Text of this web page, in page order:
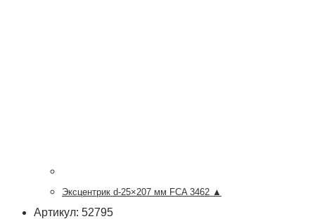
Эксцентрик d-25×207 мм FCA 3462 ▲
Артикул: 52795